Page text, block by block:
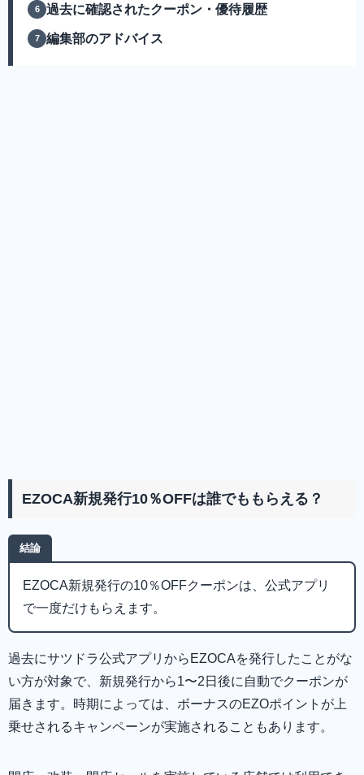
過去に確認されたクーポン・優待履歴
編集部のアドバイス
EZOCA新規発行10％OFFは誰でももらえる？
結論
EZOCA新規発行の10％OFFクーポンは、公式アプリ
で一度だけもらえます。
過去にサツドラ公式アプリからEZOCAを発行したことがな
い方が対象で、新規発行から1〜2日後に自動でクーポンが
届きます。時期によっては、ボーナスのEZOポイントが上
乗せされるキャンペーンが実施されることもあります。